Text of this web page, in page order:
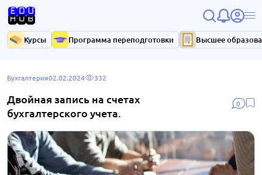
Курсы Программа переподготовки Высшее
0
Бухгалтерия02.02.2024 332
Двойная запись на счетах
бухгалтерского учета.